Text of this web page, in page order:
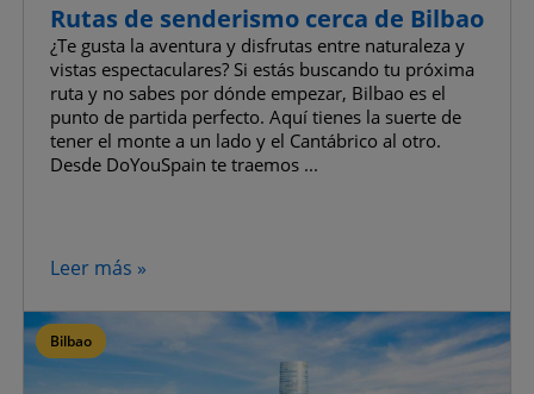
Rutas de senderismo cerca de Bilbao
¿Te gusta la aventura y disfrutas entre naturaleza y
vistas espectaculares? Si estás buscando tu próxima
ruta y no sabes por dónde empezar, Bilbao es el
punto de partida perfecto. Aquí tienes la suerte de
tener el monte a un lado y el Cantábrico al otro.
Desde DoYouSpain te traemos ...
Leer más »
Bilbao
Cookies de rendimiento
Cookies de funcionalidad
Cookies de publicidad
Confirmar mis preferencias
Permitirlas todas